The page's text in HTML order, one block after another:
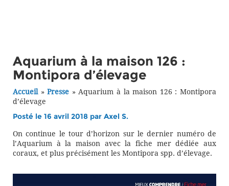
Aquarium à la maison 126 :
Montipora d’élevage
Accueil»Presse »Aquarium à la maison 126 : Montipora
d’élevage
Posté le 16 avril 2018 par Axel S.
On continue le tour d’horizon sur le dernier numéro de
l’Aquarium à la maison avec la fiche mer dédiée aux
coraux, et plus précisément les Montipora spp. d’élevage.